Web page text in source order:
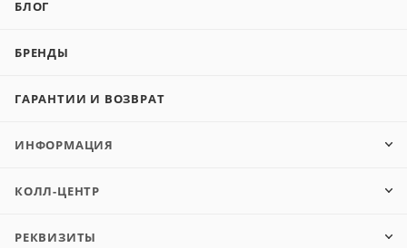
БЛОГ
БРЕНДЫ
ГАРАНТИИ И ВОЗВРАТ
ИНФОРМАЦИЯ
КОЛЛ-ЦЕНТР
РЕКВИЗИТЫ